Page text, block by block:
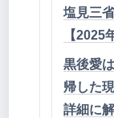
塩見三
【2025
黒後愛
帰した
詳細に